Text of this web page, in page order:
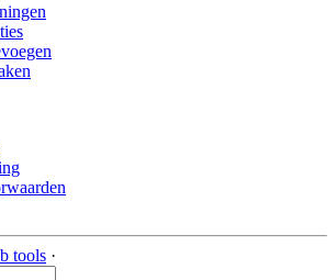
tools ·